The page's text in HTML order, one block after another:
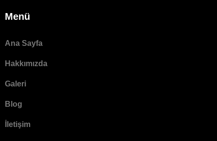
Menü
Ana Sayfa
Hakkımızda
Galeri
Blog
İletişim